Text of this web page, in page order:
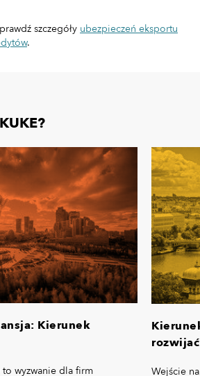
szczegóły ubezpieczeń eksportu
.
Kierunek
to wyzwanie dla firm
Wejście